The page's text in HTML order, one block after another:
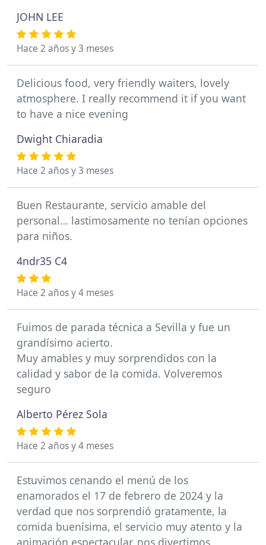
JOHN LEE
Hace 2 años y 3 meses
Delicious food, very friendly waiters, lovely
atmosphere. I really recommend it if you want
to have a nice evening
Dwight Chiaradia
Hace 2 años y 3 meses
Buen Restaurante, servicio amable del
personal… lastimosamente no tenían opciones
para niños.
4ndr35 C4
Hace 2 años y 4 meses
Fuimos de parada técnica a Sevilla y fue un
grandísimo acierto.
Muy amables y muy sorprendidos con la
calidad y sabor de la comida. Volveremos
seguro
Alberto Pérez Sola
Hace 2 años y 4 meses
Estuvimos cenando el menú de los
enamorados el 17 de febrero de 2024 y la
verdad que nos sorprendió gratamente, la
comida buenísima, el servicio muy atento y la